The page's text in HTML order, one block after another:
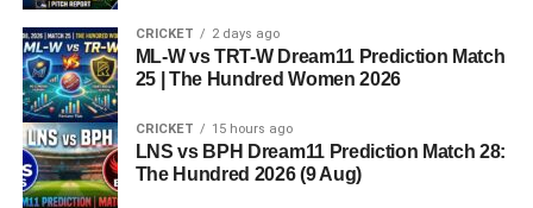
CRICKET 2 days ago
ML-W vs TRT-W Dream11 Prediction Match
25 | The Hundred Women 2026
CRICKET 15 hours ago
LNS vs BPH Dream11 Prediction Match 28:
The Hundred 2026 (9 Aug)